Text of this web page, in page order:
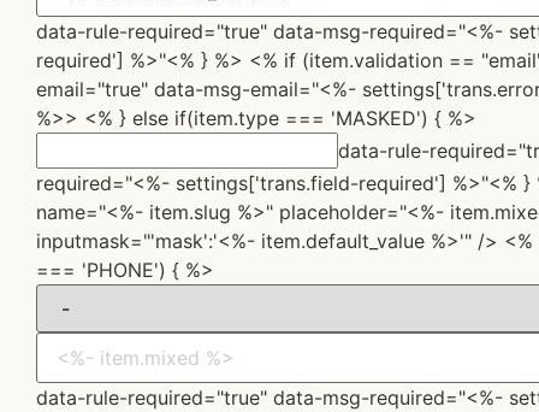
data-rule-required="true" data-msg-required="<%-
required'] %>"<% } %> <% if (item.validation ==
email="true" data-msg-email="<%-
%>> <% } else if(item.type === 'MASKED') { %>
data-rule-
required="<%- settings['trans.field-required'] %>"<%
name="<%- item.slug %>" placeholder="<%-
inputmask="'mask':'<%- item.default_value %>'" />
=== 'PHONE') { %>
data-rule-required="true" data-msg-required="<%-